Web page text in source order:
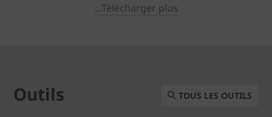
...Télécharger plus
Outils TOUS LES OUTILS